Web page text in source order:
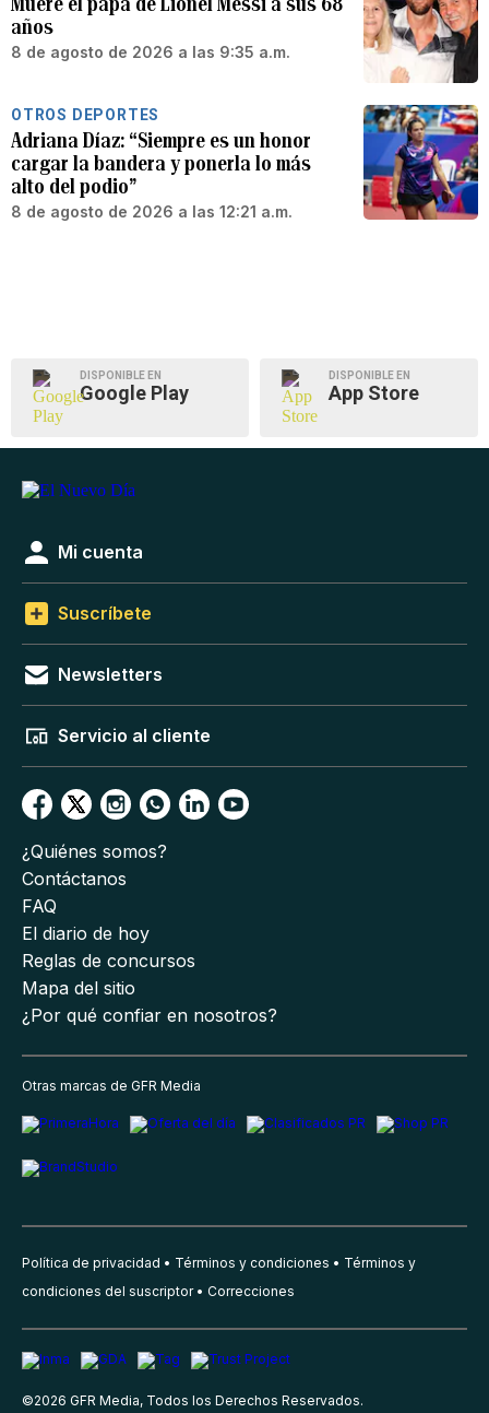
años
8 de agosto de 2026 a las 9:35 a.m.
OTROS DEPORTES
Adriana Díaz: “Siempre es un honor
cargar la bandera y ponerla lo más
alto del podio”
8 de agosto de 2026 a las 12:21 a.m.
DISPONIBLE EN
Google Play
DISPONIBLE EN
App Store
Mi cuenta
Suscríbete
Newsletters
Servicio al cliente
¿Quiénes somos?
Contáctanos
FAQ
El diario de hoy
Reglas de concursos
Mapa del sitio
¿Por qué confiar en nosotros?
Otras marcas de GFR Media
Política de privacidad Términos y condiciones
Términos y
condiciones del suscriptor
Correcciones
©2026 GFR Media, Todos los Derechos Reservados.